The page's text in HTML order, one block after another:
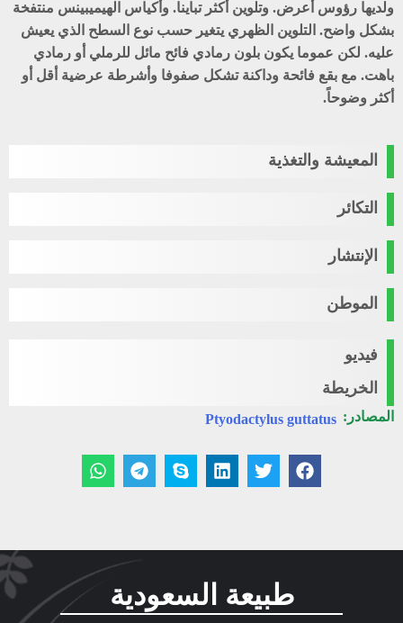
ولديها رؤوس أعرض. وتلوين أكثر تباينا. وأكياس الهيميبينس منتفخة
بشكل واضح. التلوين الظهري يتغير حسب نوع السطح الذي يعيش
عليه. لكن عموما يكون بلون رمادي فائح مائل للرملي أو رمادي
باهت. مع بقع فائحة وداكنة تشكل صفوفا وأشرطة عرضية أقل أو
أكثر وضوحاً.
المعيشة والتغذية
التكائر
الإنتشار
الموطن
فيديو
الخريطة
المصادر: Ptyodactylus guttatus
طبيعة السعودية